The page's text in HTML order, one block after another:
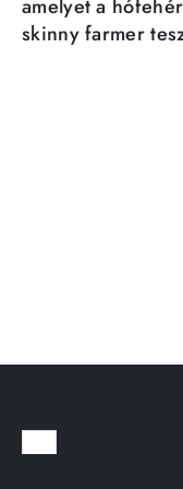
amelyet a
skinny farmer